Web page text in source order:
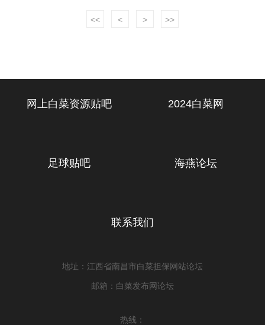
<< < > >>
网上白菜资源贴吧 2024白菜网
足球贴吧 海燕论坛
联系我们
地址：江西省南昌市白菜担保网站论坛
邮箱：白菜发布网论坛
热线：